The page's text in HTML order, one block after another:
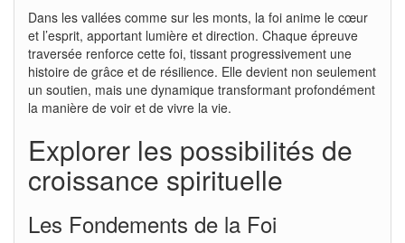
Dans les vallées comme sur les monts, la foi anime le cœur
et l’esprit, apportant lumière et direction. Chaque épreuve
traversée renforce cette foi, tissant progressivement une
histoire de grâce et de résilience. Elle devient non seulement
un soutien, mais une dynamique transformant profondément
la manière de voir et de vivre la vie.
Explorer les possibilités de
croissance spirituelle
Les Fondements de la Foi